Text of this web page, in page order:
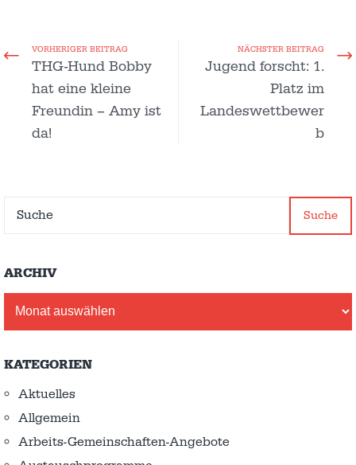
VORHERIGER BEITRAG
THG-Hund Bobby
hat eine kleine
Freundin – Amy ist
da!
NÄCHSTER BEITRAG
Jugend forscht: 1.
Platz im
Landeswettbewer
b
Suche
ARCHIV
KATEGORIEN
Aktuelles
Allgemein
Arbeits-Gemeinschaften-Angebote